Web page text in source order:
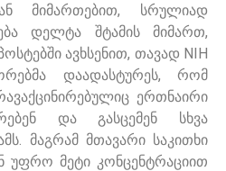
მიმართებით, სრულიად
დელტა შტამის მიმართ,
ავხსენით, თავად NIH
დაადასტურეს, რომ
ერთნაირი
და გასცემენ სხვა
მაგრამ მთავარი საკითხი
უფრო მეტი კონცენტრაციით